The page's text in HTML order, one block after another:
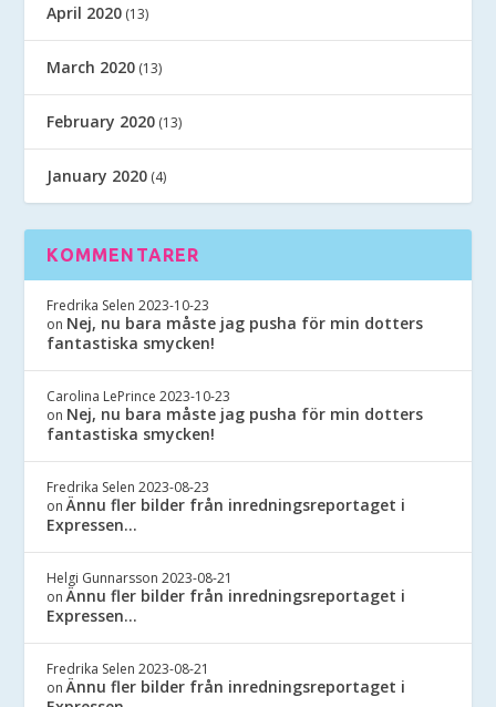
April 2020 (13)
March 2020 (13)
February 2020 (13)
January 2020 (4)
KOMMENTARER
Fredrika Selen 2023-10-23
on Nej, nu bara måste jag pusha för min dotters
fantastiska smycken!
Carolina LePrince 2023-10-23
on Nej, nu bara måste jag pusha för min dotters
fantastiska smycken!
Fredrika Selen 2023-08-23
onÄnnu fler bilder från inredningsreportaget i
Expressen…
Helgi Gunnarsson 2023-08-21
onÄnnu fler bilder från inredningsreportaget i
Expressen…
Fredrika Selen 2023-08-21
onÄnnu fler bilder från inredningsreportaget i